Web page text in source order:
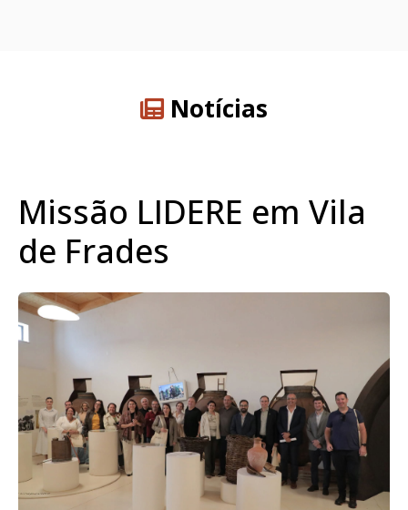
Notícias
Missão LIDERE em Vila
de Frades